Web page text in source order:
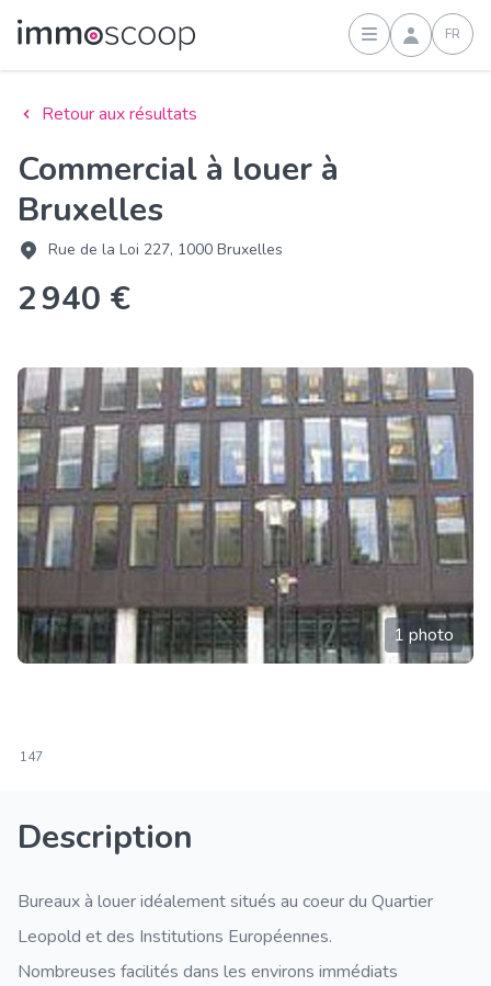
Connexion
FR
Retour aux résultats
Commercial à louer à
Bruxelles
Rue de la Loi 227, 1000 Bruxelles
2 940 €
1 photo
147
Description
Bureaux à louer idéalement situés au coeur du Quartier
Leopold et des Institutions Européennes.
Nombreuses facilités dans les environs immédiats